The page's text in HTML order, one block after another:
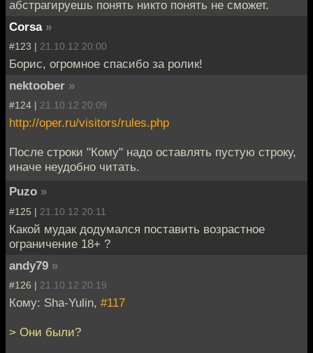
абстрагируешь понять никто понять не сможет.
Corsa »
#123 | 21.10.12 20:00
Борис, огромное спасибо за ролик!
nektoober »
#124 | 21.10.12 20:09
http://oper.ru/visitors/rules.php
После строки "Кому" надо оставлять пустую строку,
иначе неудобно читать.
Puzo »
#125 | 21.10.12 20:11
Какой мудак додумался поставить возрастное
ограничение 18+ ?
andy79 »
#126 | 21.10.12 20:19
Кому: Sha-Yulin, #117
> Они были?